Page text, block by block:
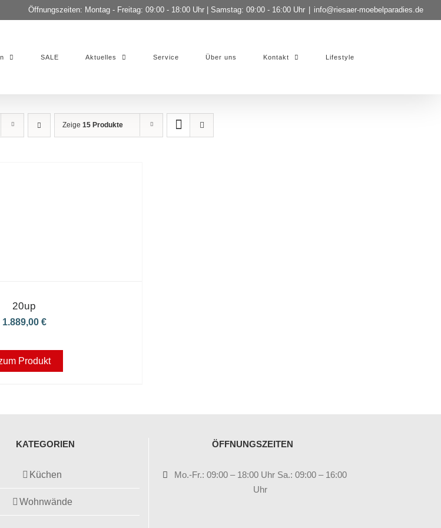
Öffnungszeiten: Montag - Freitag: 09:00 - 18:00 Uhr | Samstag: 09:00 - 16:00 Uhr info@riesaer-moebelparadies.de
SALE Aktuelles Service Über uns Kontakt Lifestyle
Zeige15 Produkte
20up
1.889,00 €
Produkt
KATEGORIEN
Küchen
Wohnwände
ÖFFNUNGSZEITEN
Mo.-Fr.: 09:00 – 18:00 Uhr Sa.: 09:00 – 16:00
Uhr